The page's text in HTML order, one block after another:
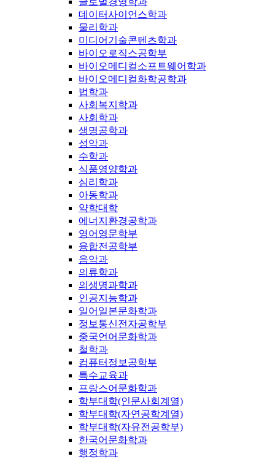
데이터사이언스학과
물리학과
미디어기술콘텐츠학과
바이오로직스공학부
바이오메디컬소프트웨어학과
바이오메디컬화학공학과
법학과
사회복지학과
사회학과
생명공학과
성악과
수학과
식품영양학과
심리학과
아동학과
약학대학
에너지환경공학과
영어영문학부
융합전공학부
음악과
의류학과
의생명과학과
인공지능학과
일어일본문화학과
정보통신전자공학부
중국언어문화학과
철학과
컴퓨터정보공학부
특수교육과
프랑스어문화학과
학부대학(인문사회계열)
학부대학(자연공학계열)
학부대학(자유전공학부)
한국어문화학과
행정학과